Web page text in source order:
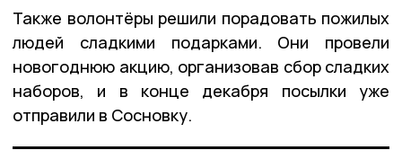
Также волонтёры решили порадовать пожилых
людей сладкими подарками. Они провели
новогоднюю акцию, организовав сбор сладких
наборов, и в конце декабря посылки уже
отправили в Сосновку.